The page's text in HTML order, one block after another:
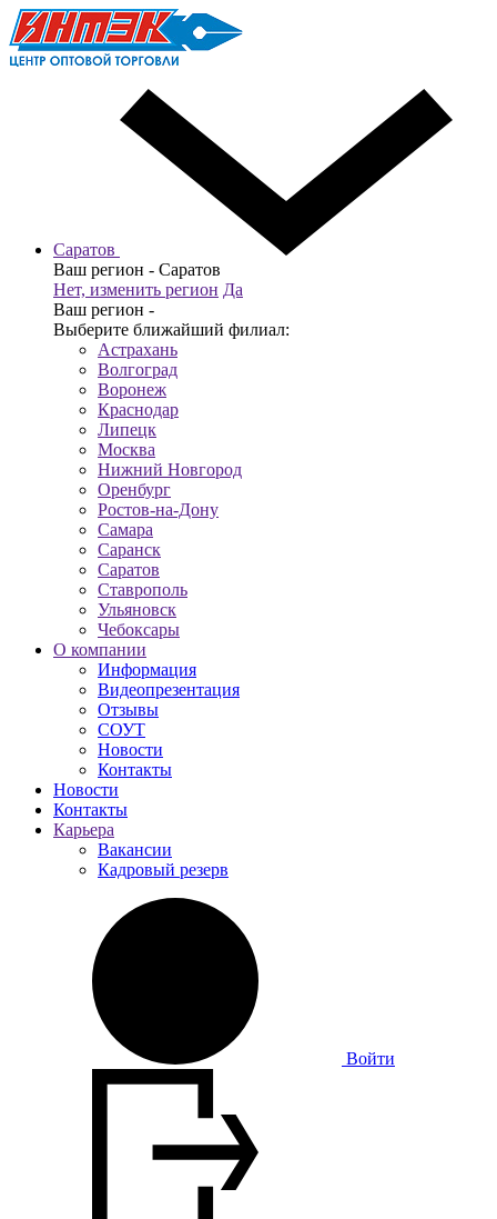
Саратов
Ваш регион - Саратов
Нет, изменить регион Да
Ваш регион -
Выберите ближайший филиал:
Астрахань
Волгоград
Воронеж
Краснодар
Липецк
Москва
Нижний Новгород
Оренбург
Ростов-на-Дону
Самара
Саранск
Саратов
Ставрополь
Ульяновск
Чебоксары
О компании
Информация
Видеопрезентация
Отзывы
СОУТ
Новости
Контакты
Новости
Контакты
Карьера
Вакансии
Кадровый резерв
Войти